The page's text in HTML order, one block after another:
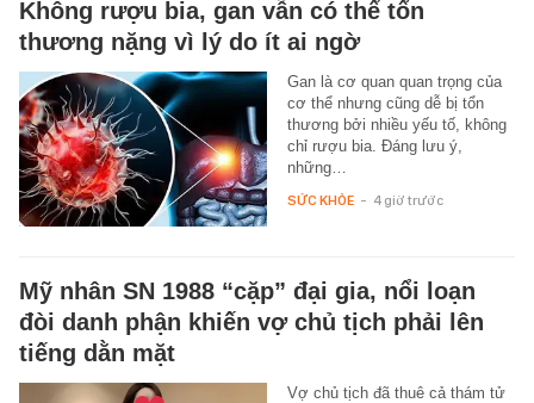
Không rượu bia, gan vẫn có thể tổn
thương nặng vì lý do ít ai ngờ
Gan là cơ quan quan trọng của
cơ thể nhưng cũng dễ bị tổn
thương bởi nhiều yếu tố, không
chỉ rượu bia. Đáng lưu ý,
những…
SỨC KHỎE - 4 giờ trước
Mỹ nhân SN 1988 “cặp” đại gia, nổi loạn
đòi danh phận khiến vợ chủ tịch phải lên
tiếng dằn mặt
Vợ chủ tịch đã thuê cả thám tử